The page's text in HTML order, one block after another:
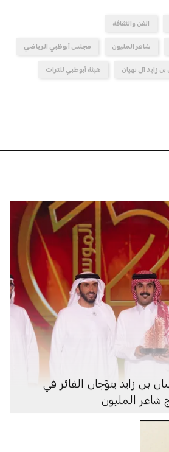
الفن والثقافة
شاعر المليون مجلس أبوظبي الرياضي
بن زايد آل نهيان هيئة أبوظبي للتراث
بن زايد يتوّجان الفائز في